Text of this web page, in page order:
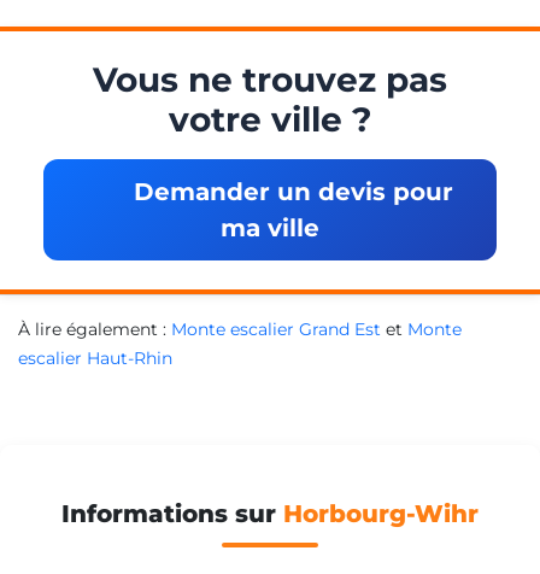
Vous ne trouvez pas
votre ville ?
Demander un devis pour
ma ville
À lire également : Monte escalier Grand Est et Monte
escalier Haut-Rhin
Informations sur Horbourg-Wihr